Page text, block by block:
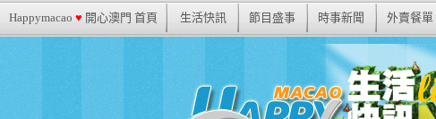
Happymacao ♥ 開心澳門 首頁 生活快訊 節目盛事 時事新聞 外賣餐單